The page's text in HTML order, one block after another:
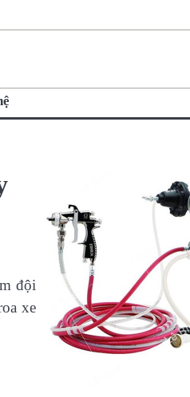
đội
xe